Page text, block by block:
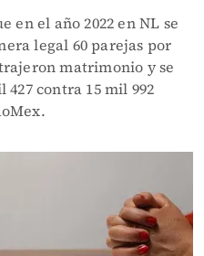
en el año 2022 en NL se
legal 60 parejas por
matrimonio y se
contra 15 mil 992